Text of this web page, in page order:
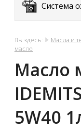
Система
Вы здесь: Масла и
масло
Масло
5W40